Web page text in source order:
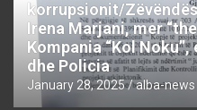
korrupsionit/
Irena Marjani, mer
Kompania “Kol
dhe Policia
January 28, 2025 alba-news